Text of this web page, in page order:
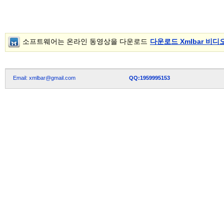
소프트웨어는 온라인 동영상을 다운로드 다운로드 Xmlbar 비디
Email: xmlbar@gmail.com QQ:1959995153